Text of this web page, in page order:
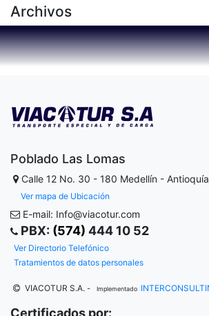
Archivos
Poblado Las Lomas
Calle 12 No. 30 - 180 Medellín - Antioquía
Ver mapa de Ubicación
E-mail: Info@viacotur.com
PBX: (574) 444 10 52
Ver Directorio Telefónico
Tratamientos de datos personales
VIACOTUR S.A. - Implementado
Certificados por: